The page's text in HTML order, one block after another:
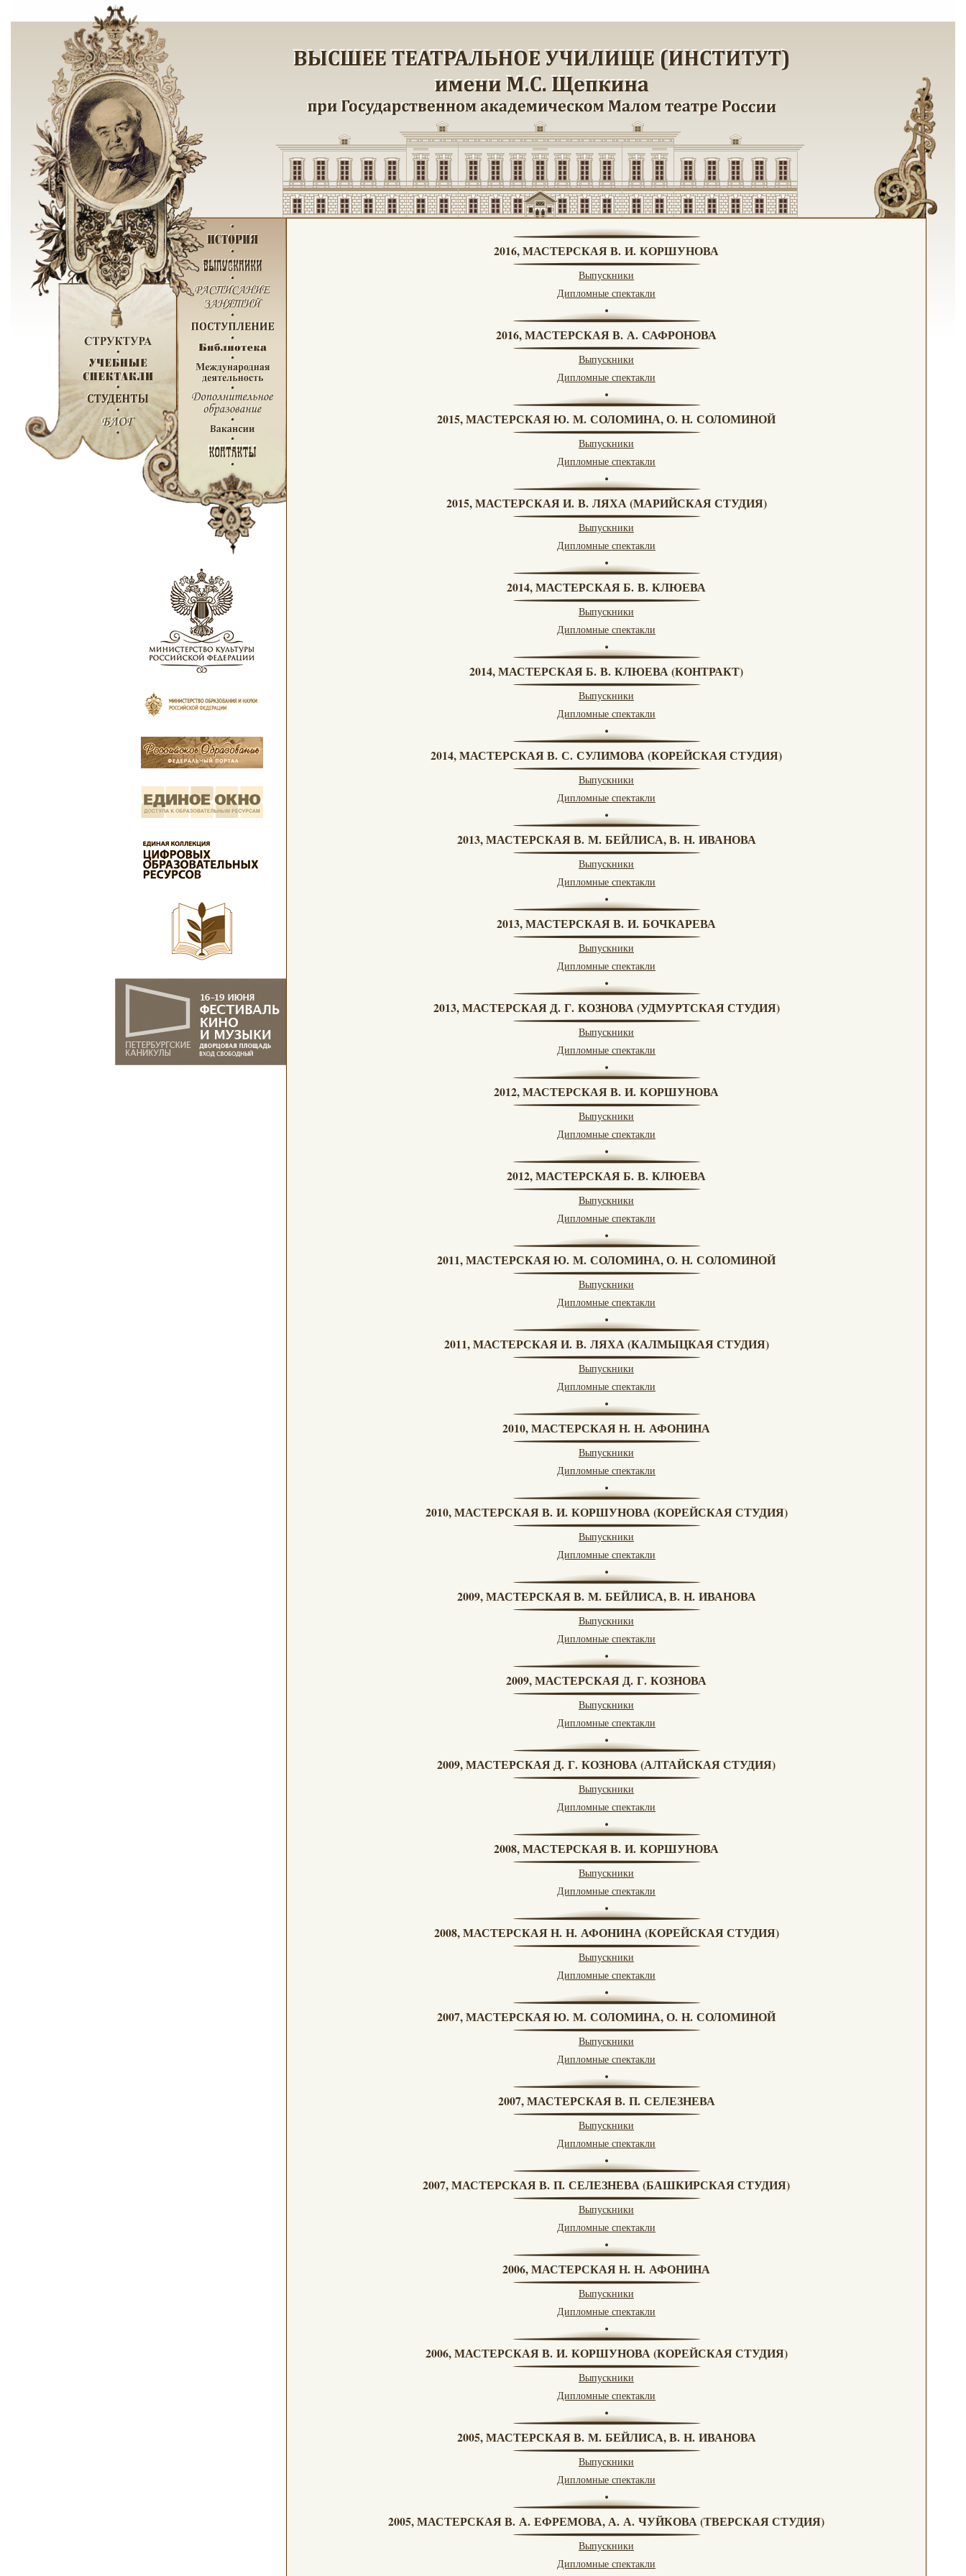
2016, МАСТЕРСКАЯ В. И. КОРШУНОВА
Выпускники
Дипломные спектакли
2016, МАСТЕРСКАЯ В. А. САФРОНОВА
Выпускники
Дипломные спектакли
2015, МАСТЕРСКАЯ Ю. М. СОЛОМИНА, О. Н. СОЛОМИНОЙ
Выпускники
Дипломные спектакли
2015, МАСТЕРСКАЯ И. В. ЛЯХА (МАРИЙСКАЯ СТУДИЯ)
Выпускники
Дипломные спектакли
2014, МАСТЕРСКАЯ Б. В. КЛЮЕВА
Выпускники
Дипломные спектакли
2014, МАСТЕРСКАЯ Б. В. КЛЮЕВА (КОНТРАКТ)
Выпускники
Дипломные спектакли
2014, МАСТЕРСКАЯ В. С. СУЛИМОВА (КОРЕЙСКАЯ СТУДИЯ)
Выпускники
Дипломные спектакли
2013, МАСТЕРСКАЯ В. М. БЕЙЛИСА, В. Н. ИВАНОВА
Выпускники
Дипломные спектакли
2013, МАСТЕРСКАЯ В. И. БОЧКАРЕВА
Выпускники
Дипломные спектакли
2013, МАСТЕРСКАЯ Д. Г. КОЗНОВА (УДМУРТСКАЯ СТУДИЯ)
Выпускники
Дипломные спектакли
2012, МАСТЕРСКАЯ В. И. КОРШУНОВА
Выпускники
Дипломные спектакли
2012, МАСТЕРСКАЯ Б. В. КЛЮЕВА
Выпускники
Дипломные спектакли
2011, МАСТЕРСКАЯ Ю. М. СОЛОМИНА, О. Н. СОЛОМИНОЙ
Выпускники
Дипломные спектакли
2011, МАСТЕРСКАЯ И. В. ЛЯХА (КАЛМЫЦКАЯ СТУДИЯ)
Выпускники
Дипломные спектакли
2010, МАСТЕРСКАЯ Н. Н. АФОНИНА
Выпускники
Дипломные спектакли
2010, МАСТЕРСКАЯ В. И. КОРШУНОВА (КОРЕЙСКАЯ СТУДИЯ)
Выпускники
Дипломные спектакли
2009, МАСТЕРСКАЯ В. М. БЕЙЛИСА, В. Н. ИВАНОВА
Выпускники
Дипломные спектакли
2009, МАСТЕРСКАЯ Д. Г. КОЗНОВА
Выпускники
Дипломные спектакли
2009, МАСТЕРСКАЯ Д. Г. КОЗНОВА (АЛТАЙСКАЯ СТУДИЯ)
Выпускники
Дипломные спектакли
2008, МАСТЕРСКАЯ В. И. КОРШУНОВА
Выпускники
Дипломные спектакли
2008, МАСТЕРСКАЯ Н. Н. АФОНИНА (КОРЕЙСКАЯ СТУДИЯ)
Выпускники
Дипломные спектакли
2007, МАСТЕРСКАЯ Ю. М. СОЛОМИНА, О. Н. СОЛОМИНОЙ
Выпускники
Дипломные спектакли
2007, МАСТЕРСКАЯ В. П. СЕЛЕЗНЕВА
Выпускники
Дипломные спектакли
2007, МАСТЕРСКАЯ В. П. СЕЛЕЗНЕВА (БАШКИРСКАЯ СТУДИЯ)
Выпускники
Дипломные спектакли
2006, МАСТЕРСКАЯ Н. Н. АФОНИНА
Выпускники
Дипломные спектакли
2006, МАСТЕРСКАЯ В. И. КОРШУНОВА (КОРЕЙСКАЯ СТУДИЯ)
Выпускники
Дипломные спектакли
2005, МАСТЕРСКАЯ В. М. БЕЙЛИСА, В. Н. ИВАНОВА
Выпускники
Дипломные спектакли
2005, МАСТЕРСКАЯ В. А. ЕФРЕМОВА, А. А. ЧУЙКОВА (ТВЕРСКАЯ СТУДИЯ)
Выпускники
Дипломные спектакли